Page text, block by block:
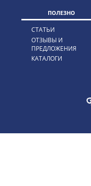
ПОЛЕЗНО
СТАТЬИ
ОТЗЫВЫ И
ПРЕДЛОЖЕНИЯ
КАТАЛОГИ